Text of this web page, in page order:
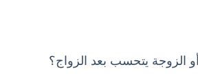
الزوجة يتحسب بعد الزواج؟